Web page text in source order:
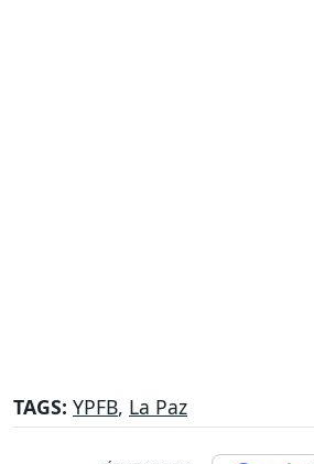
TAGS: YPFB, La Paz